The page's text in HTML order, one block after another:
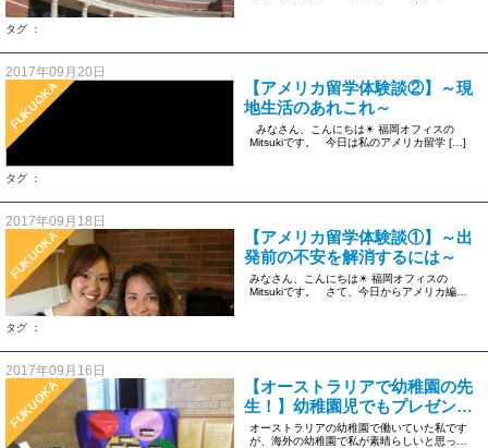
タグ ：
2017年09月20日
FUKUOKA
【アメリカ留学体験談②】～現
地生活のあれこれ～
みなさん、こんにちは☀ 福岡オフィスの
Mitsukiです。 今日は私のアメリカ留学 […]
タグ ：
2017年09月18日
FUKUOKA
【アメリカ留学体験談①】～出
発前の不安を解消するには～
みなさん、こんにちは☀ 福岡オフィスの
Mitsukiです。 さて、今日からアメリカ編・
タグ ：
2017年09月16日
FUKUOKA
【オーストラリアで幼稚園の先
生！】幼稚園児でもプレゼンテ
ーションの授業がある！？
オーストラリアの幼稚園で働いていた私です
が、海外の幼稚園で私が素晴らしいと思った